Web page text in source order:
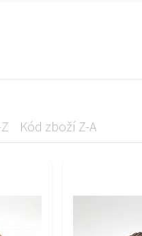
Kód zboží Z-A